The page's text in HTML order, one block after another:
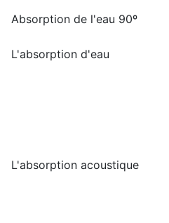
Absorption de l'eau 90º
L'absorption d'eau
L'absorption acoustique